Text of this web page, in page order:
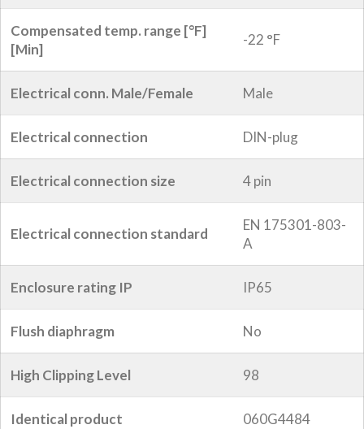
Compensated temp. range [°F]
[Min]
-22 °F
Electrical conn. Male/Female Male
Electrical connection DIN-plug
Electrical connection size 4 pin
Electrical connection standard
EN 175301-803-
A
Enclosure rating IP IP65
Flush diaphragm No
High Clipping Level 98
Identical product 060G4484